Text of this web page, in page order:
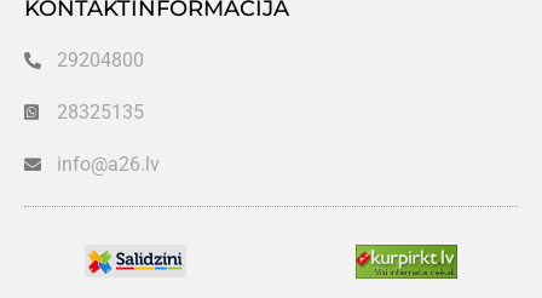
KONTAKTINFORMĀCIJA
29204800
28325135
info@a26.lv